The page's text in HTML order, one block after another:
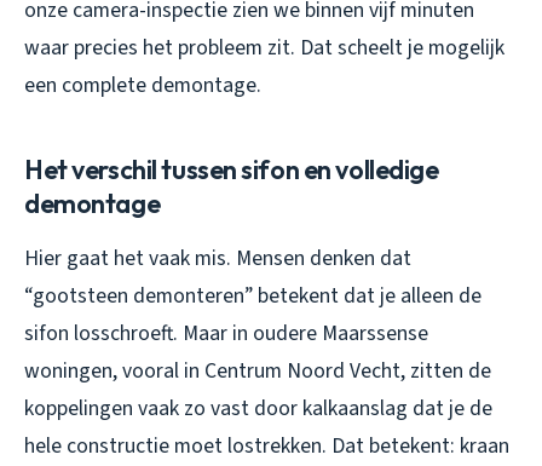
onze camera-inspectie zien we binnen vijf minuten
waar precies het probleem zit. Dat scheelt je mogelijk
een complete demontage.
Het verschil tussen sifon en volledige
demontage
Hier gaat het vaak mis. Mensen denken dat
“gootsteen demonteren” betekent dat je alleen de
sifon losschroeft. Maar in oudere Maarssense
woningen, vooral in Centrum Noord Vecht, zitten de
koppelingen vaak zo vast door kalkaanslag dat je de
hele constructie moet lostrekken. Dat betekent: kraan